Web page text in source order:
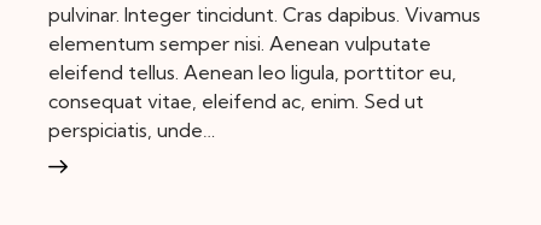
pulvinar. Integer tincidunt. Cras dapibus. Vivamus
elementum semper nisi. Aenean vulputate
eleifend tellus. Aenean leo ligula, porttitor eu,
consequat vitae, eleifend ac, enim. Sed ut
perspiciatis, unde…